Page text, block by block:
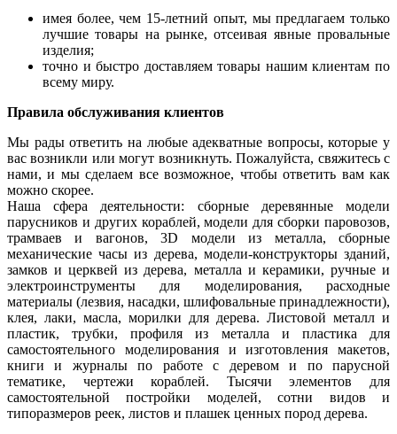
имея более, чем 15-летний опыт, мы предлагаем только
лучшие товары на рынке, отсеивая явные провальные
изделия;
точно и быстро доставляем товары нашим клиентам по
всему миру.
Правила обслуживания клиентов
Мы рады ответить на любые адекватные вопросы, которые у
вас возникли или могут возникнуть. Пожалуйста, свяжитесь с
нами, и мы сделаем все возможное, чтобы ответить вам как
можно скорее.
Наша сфера деятельности: сборные деревянные модели
парусников и других кораблей, модели для сборки паровозов,
трамваев и вагонов, 3D модели из металла, сборные
механические часы из дерева, модели-конструкторы зданий,
замков и церквей из дерева, металла и керамики, ручные и
электроинструменты для моделирования, расходные
материалы (лезвия, насадки, шлифовальные принадлежности),
клея, лаки, масла, морилки для дерева. Листовой металл и
пластик, трубки, профиля из металла и пластика для
самостоятельного моделирования и изготовления макетов,
книги и журналы по работе с деревом и по парусной
тематике, чертежи кораблей. Тысячи элементов для
самостоятельной постройки моделей, сотни видов и
типоразмеров реек, листов и плашек ценных пород дерева.